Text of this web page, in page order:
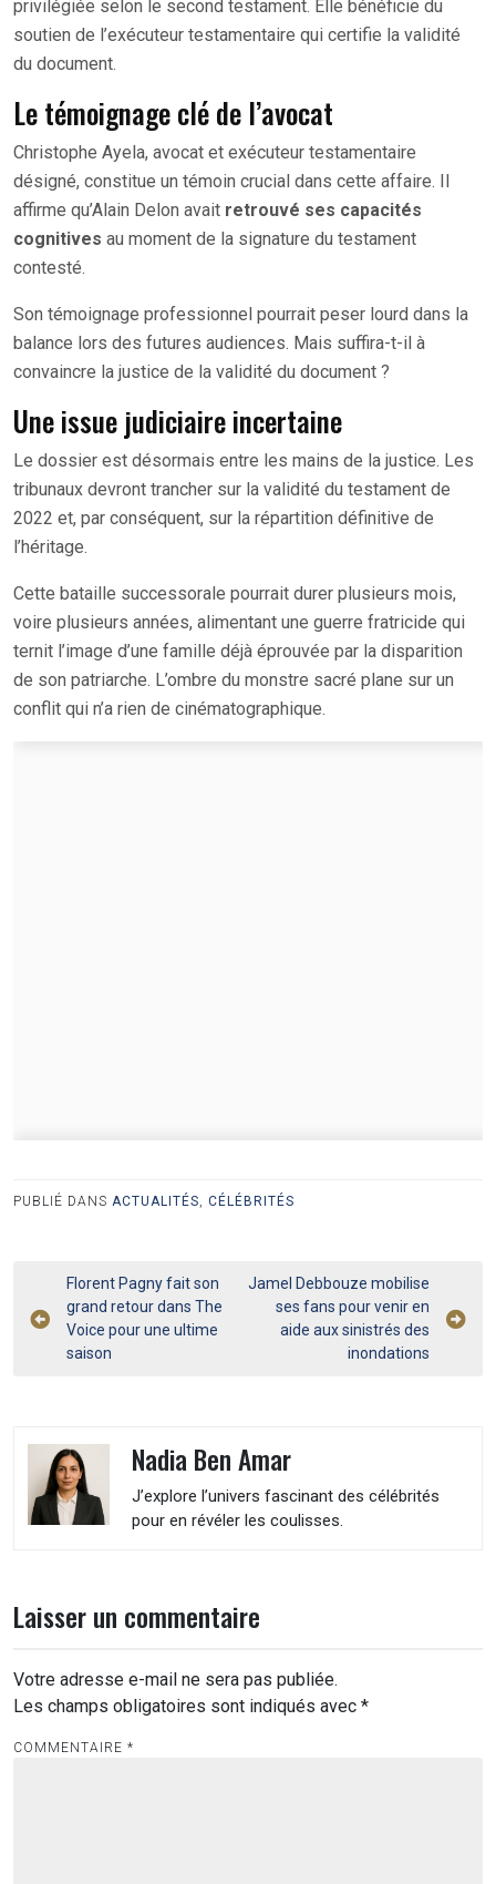
privilégiée selon le second testament. Elle bénéficie du
soutien de l’exécuteur testamentaire qui certifie la validité
du document.
Le témoignage clé de l’avocat
Christophe Ayela, avocat et exécuteur testamentaire
désigné, constitue un témoin crucial dans cette affaire. Il
affirme qu’Alain Delon avait retrouvé ses capacités
cognitives au moment de la signature du testament
contesté.
Son témoignage professionnel pourrait peser lourd dans la
balance lors des futures audiences. Mais suffira-t-il à
convaincre la justice de la validité du document ?
Une issue judiciaire incertaine
Le dossier est désormais entre les mains de la justice. Les
tribunaux devront trancher sur la validité du testament de
2022 et, par conséquent, sur la répartition définitive de
l’héritage.
Cette bataille successorale pourrait durer plusieurs mois,
voire plusieurs années, alimentant une guerre fratricide qui
ternit l’image d’une famille déjà éprouvée par la disparition
de son patriarche. L’ombre du monstre sacré plane sur un
conflit qui n’a rien de cinématographique.
PUBLIÉ DANS ACTUALITÉS, CÉLÉBRITÉS
Navigation
de
l’article
Florent Pagny fait son
grand retour dans The
Voice pour une ultime
saison
Jamel Debbouze mobilise
ses fans pour venir en
aide aux sinistrés des
inondations
Nadia Ben Amar
J’explore l’univers fascinant des célébrités
pour en révéler les coulisses.
Laisser un commentaire
Votre adresse e-mail ne sera pas publiée.
Les champs obligatoires sont indiqués avec *
COMMENTAIRE *